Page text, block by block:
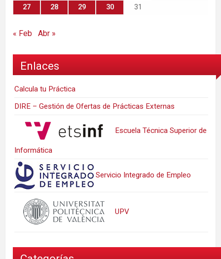
27
28 29 30 31
« Feb Abr »
Enlaces
Calcula tu Práctica
DIRE – Gestión de Ofertas de Prácticas Externas
Escuela Técnica Superior de
Informática
Servicio Integrado de Empleo
UPV